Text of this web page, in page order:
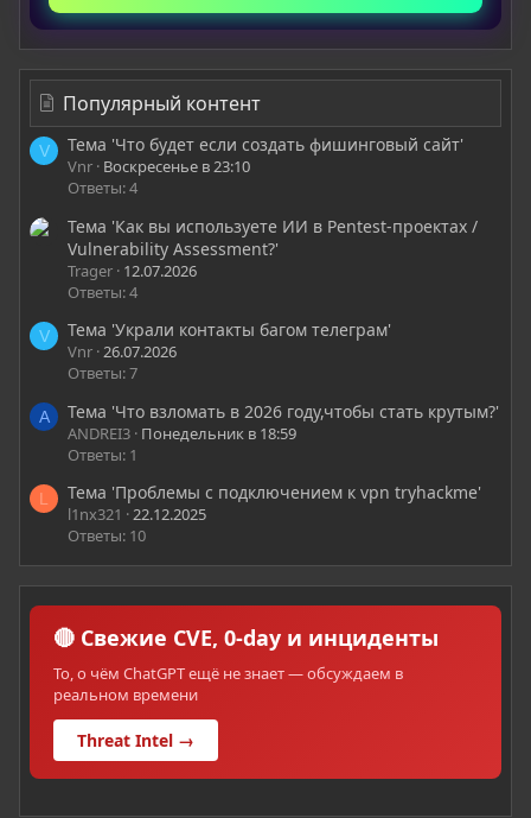
Популярный контент
V Тема 'Что будет если создать фишинговый сайт'
Vnr Воскресенье в 23:10
Ответы: 4
Тема 'Как вы используете ИИ в Pentest-проектах /
Vulnerability Assessment?'
Trager 12.07.2026
Ответы: 4
V Тема 'Украли контакты багом телеграм'
Vnr 26.07.2026
Ответы: 7
A Тема 'Что взломать в 2026 году,чтобы стать крутым?'
ANDREI3 Понедельник в 18:59
Ответы: 1
L Тема 'Проблемы с подключением к vpn tryhackme'
l1nx321
22.12.2025
Ответы: 10
🔴 Свежие CVE, 0-day и инциденты
То, о чём ChatGPT ещё не знает — обсуждаем в
реальном времени
Threat Intel →